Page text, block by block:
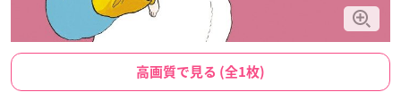
高画質で見る (全1枚)